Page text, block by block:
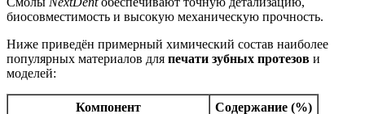
биосовместимость и высокую механическую прочность.
Ниже приведён примерный химический состав наиболее
популярных материалов для печати зубных протезов и
моделей:
Компонент
Содержание (%)